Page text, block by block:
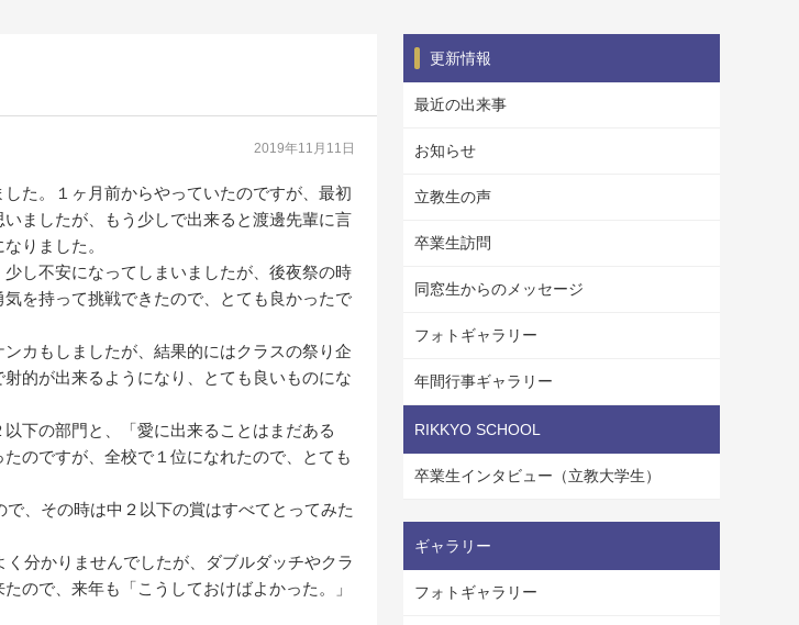
2019年11月11日
た。１ヶ月前からやっていたのですが、最初
ましたが、もう少しで出来ると渡邊先輩に言
りました。
し不安になってしまいましたが、後夜祭の時
を持って挑戦できたので、とても良かったで
カもしましたが、結果的にはクラスの祭り企
的が出来るようになり、とても良いものにな
下の部門と、「愛に出来ることはまだある
のですが、全校で１位になれたので、とても
、その時は中２以下の賞はすべてとってみた
分かりませんでしたが、ダブルダッチやクラ
ので、来年も「こうしておけばよかった。」
更新情報
最近の出来事
お知らせ
立教生の声
卒業生訪問
同窓生からのメッセージ
フォトギャラリー
年間行事ギャラリー
RIKKYO SCHOOL
卒業生インタビュー（立教大学生）
ギャラリー
フォトギャラリー